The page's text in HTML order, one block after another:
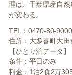
理は、千葉県産自
が変わる。
TEL：0470-80-9000
住所：大多喜町大田
【ひとり泊データ】
条件：平日のみ
料金：1泊2食2万